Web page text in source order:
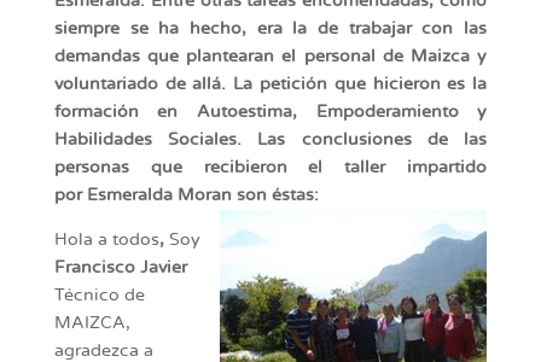
siempre se ha hecho, era la de trabajar con las
demandas que plantearan el personal de Maizca y
voluntariado de allá. La petición que hicieron es la
formación en Autoestima, Empoderamiento y
Habilidades Sociales. Las conclusiones de las
personas que recibieron el taller impartido
por Esmeralda Moran son éstas:
Hola a todos,Soy
Francisco Javier
Técnico de
MAIZCA,
agradezca a